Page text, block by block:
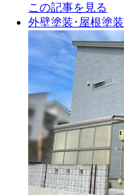
この記事を見る
外壁塗装･屋根塗装